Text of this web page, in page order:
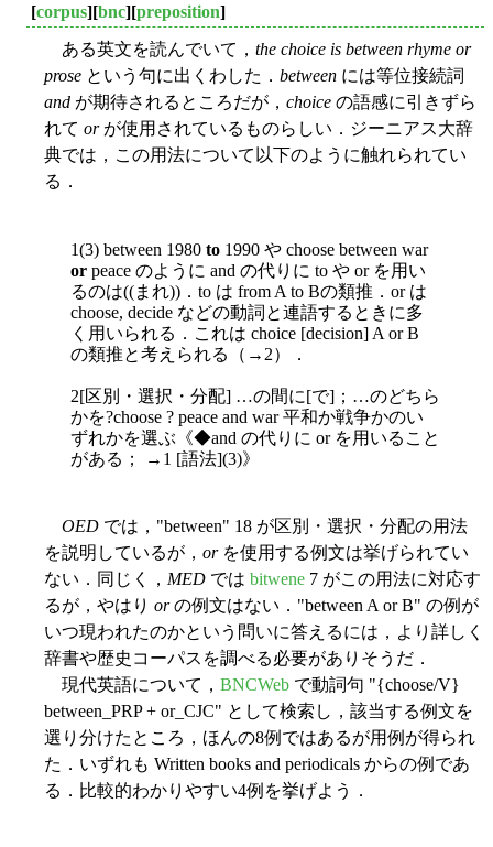
[corpus][bnc][preposition]
ある英文を読んでいて， the choice is between rhyme or
prose という句に出くわした． between には等位接続詞
and が期待されるところだが， choice の語感に引きずら
れて orが使用されているものらしい．ジーニアス大辞
典では，この用法について以下のように触れられてい
る．
1(3) between 1980 to 1990 や choose between war
or peace のように and の代りに to や or を用い
るのは((まれ))．to は from A to Bの類推．or は
choose, decide などの動詞と連語するときに多
く用いられる．これは choice [decision] A or B
の類推と考えられる（→2）．
2[区別・選択・分配] …の間に[で]；…のどちら
かを?choose ? peace and war 平和か戦争かのい
ずれかを選ぶ《◆and の代りに or を用いること
がある； →1 [語法](3)》
OED では，"between" 18 が区別・選択・分配の用法
を説明しているが， orを使用する例文は挙げられてい
ない．同じく， MED では bitwene 7 がこの用法に対応す
るが，やはり orの例文はない．"between A or B" の例が
いつ現われたのかという問いに答えるには，より詳しく
辞書や歴史コーパスを調べる必要がありそうだ．
現代英語について， BNCWeb で動詞句 "{choose/V}
between_PRP + or_CJC" として検索し，該当する例文を
選り分けたところ，ほんの8例ではあるが用例が得られ
た．いずれも Written books and periodicals からの例であ
る．比較的わかりやすい4例を挙げよう．